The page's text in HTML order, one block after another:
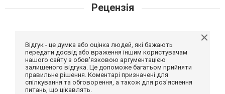
Рецензія
Відгук - це думка або оцінка людей, які бажають
передати досвід або враження іншим користувачам
нашого сайту з обов'язковою аргументацією
залишеного відгука. Це допоможе багатьом прийняти
правильне рішення. Коментарі призначені для
спілкування та обговорення, а також для роз'яснення
питань, що цікавлять.